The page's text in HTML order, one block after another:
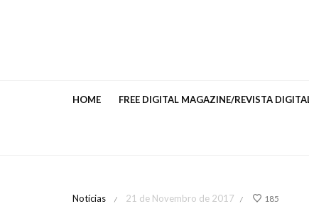
HOME FREE DIGITAL MAGAZINE/REVISTA
Notícias / 21 de Novembro de 2017 / 185